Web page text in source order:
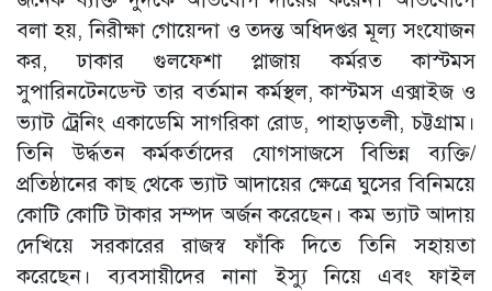
বলা হয়, নিরীক্ষা গোয়েন্দা ও তদন্ত অধিদপ্তর মূল্য সংযোজন
কর, ঢাকার গুলফেশা প্লাজায় কর্মরত কাস্টমস
সুপারিনটেনডেন্ট তার বর্তমান কর্মস্থল, কাস্টমস এক্সাইজ ও
ভ্যাট ট্রেনিং একাডেমি সাগরিকা রোড, পাহাড়তলী, চট্টগ্রাম।
তিনি উর্দ্ধতন কর্মকর্তাদের যোগসাজসে বিভিন্ন ব্যক্তি/
প্রতিষ্ঠানের কাছ থেকে ভ্যাট আদায়ের ক্ষেত্রে ঘুসের বিনিময়ে
কোটি কোটি টাকার সম্পদ অর্জন করেছেন। কম ভ্যাট আদায়
দেখিয়ে সরকারের রাজস্ব ফাঁকি দিতে তিনি সহায়তা
করেছেন। ব্যবসায়ীদের নানা ইস্যু নিয়ে এবং ফাইল